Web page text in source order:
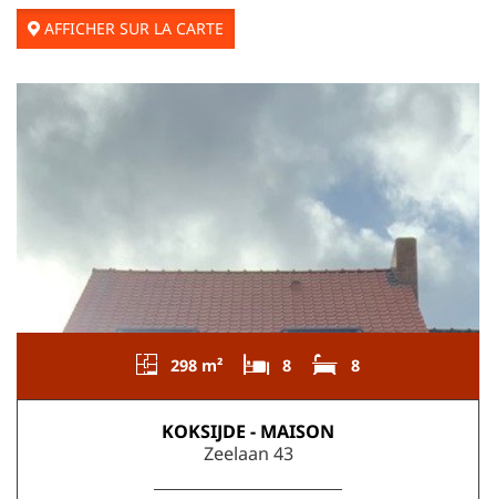
AFFICHER SUR LA CARTE
298 m² 8 8
KOKSIJDE - MAISON
Zeelaan 43